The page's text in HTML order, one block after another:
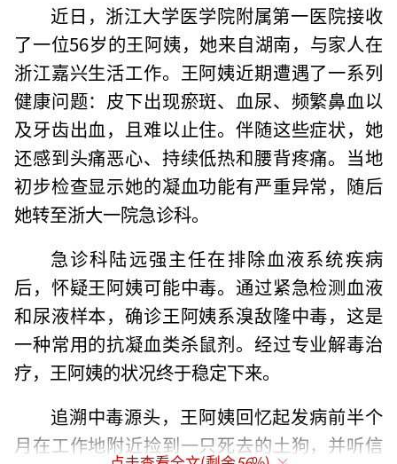
近日，浙江大学医学院附属第一医院接收
了一位56岁的王阿姨，她来自湖南，与家人在
浙江嘉兴生活工作。王阿姨近期遭遇了一系列
健康问题：皮下出现瘀斑、血尿、频繁鼻血以
及牙齿出血，且难以止住。伴随这些症状，她
还感到头痛恶心、持续低热和腰背疼痛。当地
初步检查显示她的凝血功能有严重异常，随后
她转至浙大一院急诊科。
急诊科陆远强主任在排除血液系统疾病
后，怀疑王阿姨可能中毒。通过紧急检测血液
和尿液样本，确诊王阿姨系溴敌隆中毒，这是
一种常用的抗凝血类杀鼠剂。经过专业解毒治
疗，王阿姨的状况终于稳定下来。
追溯中毒源头，王阿姨回忆起发病前半个
月在工作地附近捡到一只死去的土狗，并听信